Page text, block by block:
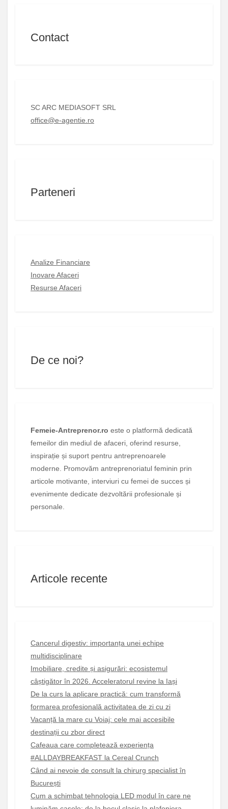
Contact
SC ARC MEDIASOFT SRL
office@e-agentie.ro
Parteneri
Analize Financiare
Inovare Afaceri
Resurse Afaceri
De ce noi?
Femeie-Antreprenor.ro este o platformă dedicată
femeilor din mediul de afaceri, oferind resurse,
inspirație și suport pentru antreprenoarele
moderne. Promovăm antreprenoriatul feminin prin
articole motivante, interviuri cu femei de succes și
evenimente dedicate dezvoltării profesionale și
personale.
Articole recente
Cancerul digestiv: importanța unei echipe
multidisciplinare
Imobiliare, credite și asigurări: ecosistemul
câștigător în 2026. Acceleratorul revine la Iași
De la curs la aplicare practică: cum transformă
formarea profesională activitatea de zi cu zi
Vacanță la mare cu Voiaj: cele mai accesibile
destinații cu zbor direct
Cafeaua care completează experiența
#ALLDAYBREAKFAST la Cereal Crunch
Când ai nevoie de consult la chirurg specialist în
București
Cum a schimbat tehnologia LED modul în care ne